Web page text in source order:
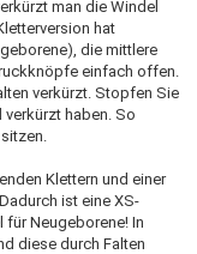
man die Windel
hat
die mittlere
einfach offen.
verkürzt. Stopfen Sie
haben. So
Klettern und einer
ist eine XS-
Neugeborene! In
diese durch Falten